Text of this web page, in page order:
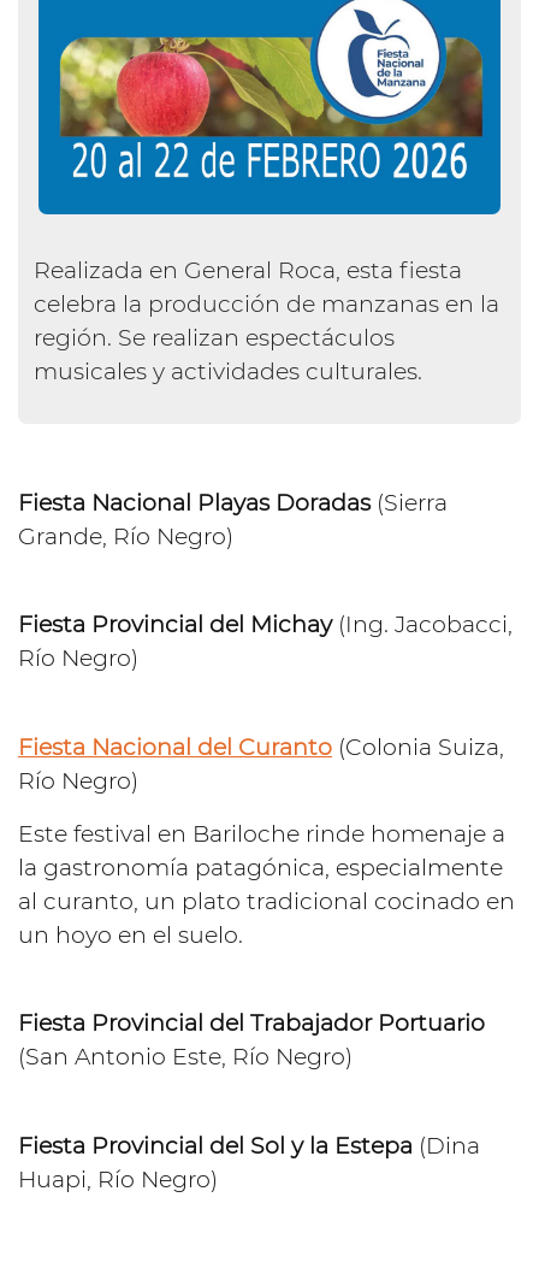
Realizada en General Roca, esta fiesta
celebra la producción de manzanas en la
región. Se realizan espectáculos
musicales y actividades culturales.
Fiesta Nacional Playas Doradas(Sierra
Grande, Río Negro)
Fiesta Provincial del Michay(Ing. Jacobacci,
Río Negro)
Fiesta Nacional del Curanto (Colonia Suiza,
Río Negro)
Este festival en Bariloche rinde homenaje a
la gastronomía patagónica, especialmente
al curanto, un plato tradicional cocinado en
un hoyo en el suelo.
Fiesta Provincial del Trabajador Portuario
(San Antonio Este, Río Negro)
Fiesta Provincial del Sol y la Estepa (Dina
Huapi, Río Negro)